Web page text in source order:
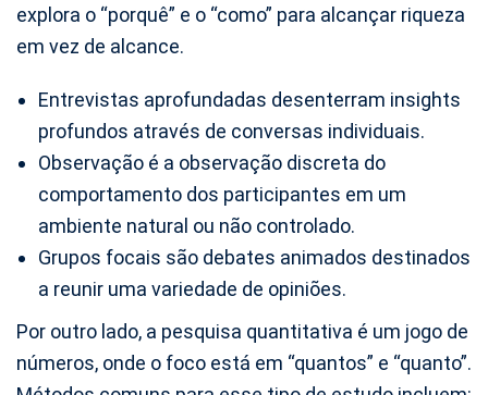
explora o “porquê” e o “como” para alcançar riqueza
em vez de alcance.
Entrevistas aprofundadas desenterram insights
profundos através de conversas individuais.
Observação é a observação discreta do
comportamento dos participantes em um
ambiente natural ou não controlado.
Grupos focais são debates animados destinados
a reunir uma variedade de opiniões.
Por outro lado, a pesquisa quantitativa é um jogo de
números, onde o foco está em “quantos” e “quanto”.